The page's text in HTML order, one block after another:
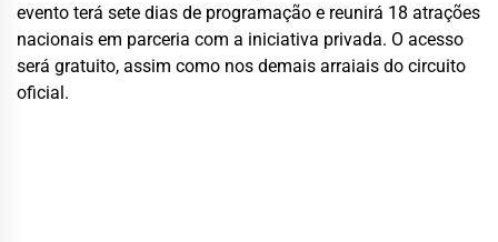
evento terá sete dias de programação e reunirá 18 atrações
nacionais em parceria com a iniciativa privada. O acesso
será gratuito, assim como nos demais arraiais do circuito
oficial.